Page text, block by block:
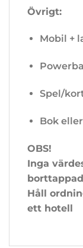
Övrigt:
Mobil +
Spel/
Bok
OBS!
Inga
Håll
ett hotell